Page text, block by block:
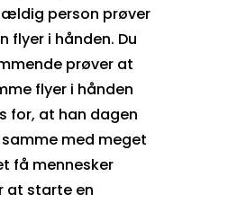
person prøver
flyer i hånden. Du
prøver at
flyer i hånden
for, at han dagen
med meget
få mennesker
at starte en